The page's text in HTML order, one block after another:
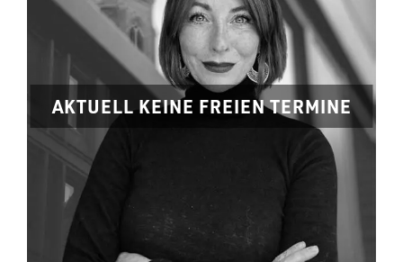
AKTUELL KEINE FREIEN TERMINE